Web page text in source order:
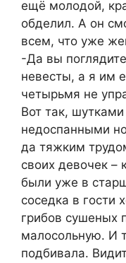
ещё молодой,
обделил. А он
всем, что уже
-Да вы
невесты, а я им
четырьмя не
Вот так,
недоспанными
да тяжким
своих девочек –
были уже в
соседка в гости
грибов сушеных
малосольную. И
подбивала.